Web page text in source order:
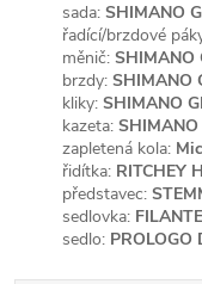
sada: SHIMANO
řadící/brzdové
měnič: SHIMANO
brzdy: SHIMANO
kliky: SHIMANO
kazeta:
zapletená kola:
řidítka: RITCHEY
představec:
sedlovka:
sedlo: PROLOGO